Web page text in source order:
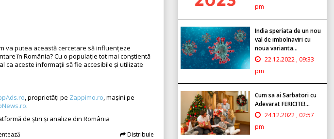
va putea această cercetare să influențeze
în România? Cu o populație tot mai conștientă
ca aceste informații să fie accesibile și utilizate
, proprietăți pe Zappimo.ro , mașini pe
.
de știri și analize din România
Distribuie
pm
India speriata de un nou
val de imbolnaviri cu
noua varianta...
22.12.2022 , 09:33
pm
Cum sa ai Sarbatori cu
Adevarat FERICITE!...
24.12.2022 , 02:57
pm